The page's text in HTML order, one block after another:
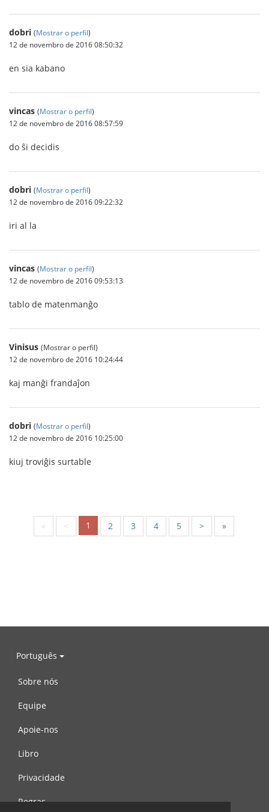
dobri (Mostrar o perfil)
12 de novembro de 2016 08:50:32
en sia kabano
vincas (Mostrar o perfil)
12 de novembro de 2016 08:57:59
do ŝi decidis
dobri (Mostrar o perfil)
12 de novembro de 2016 09:22:32
iri al la
vincas (Mostrar o perfil)
12 de novembro de 2016 09:53:13
tablo de matenmanĝo
Vinisus (Mostrar o perfil)
12 de novembro de 2016 10:24:44
kaj manĝi frandaĵon
dobri (Mostrar o perfil)
12 de novembro de 2016 10:25:00
kiuj troviĝis surtable
« < 1 2 3 4 5 > »
Português
Sobre nós
Equipe
Apoie-nos
Libro
Privacidade
Regras